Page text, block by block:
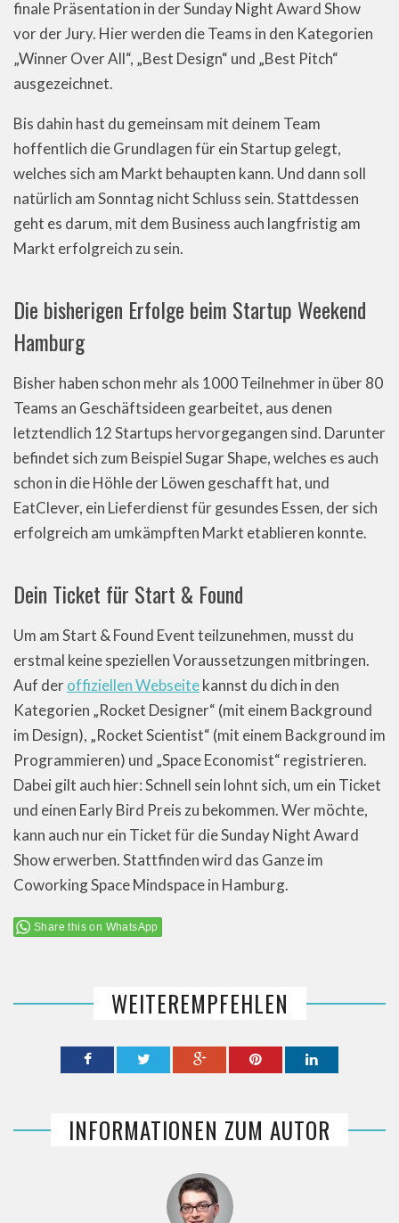
finale Präsentation in der Sunday Night Award Show
vor der Jury. Hier werden die Teams in den Kategorien
„Winner Over All“, „Best Design“ und „Best Pitch“
ausgezeichnet.
Bis dahin hast du gemeinsam mit deinem Team
hoffentlich die Grundlagen für ein Startup gelegt,
welches sich am Markt behaupten kann. Und dann soll
natürlich am Sonntag nicht Schluss sein. Stattdessen
geht es darum, mit dem Business auch langfristig am
Markt erfolgreich zu sein.
Die bisherigen Erfolge beim Startup Weekend
Hamburg
Bisher haben schon mehr als 1000 Teilnehmer in über 80
Teams an Geschäftsideen gearbeitet, aus denen
letztendlich 12 Startups hervorgegangen sind. Darunter
befindet sich zum Beispiel Sugar Shape, welches es auch
schon in die Höhle der Löwen geschafft hat, und
EatClever, ein Lieferdienst für gesundes Essen, der sich
erfolgreich am umkämpften Markt etablieren konnte.
Dein Ticket für Start & Found
Um am Start & Found Event teilzunehmen, musst du
erstmal keine speziellen Voraussetzungen mitbringen.
Auf deroffiziellen Webseitekannst du dich in den
Kategorien „Rocket Designer“ (mit einem Background
im Design), „Rocket Scientist“ (mit einem Background im
Programmieren) und „Space Economist“ registrieren.
Dabei gilt auch hier: Schnell sein lohnt sich, um ein Ticket
und einen Early Bird Preis zu bekommen. Wer möchte,
kann auch nur ein Ticket für die Sunday Night Award
Show erwerben. Stattfinden wird das Ganze im
Coworking Space Mindspace in Hamburg.
Share this on WhatsApp
WEITEREMPFEHLEN
INFORMATIONEN ZUM AUTOR